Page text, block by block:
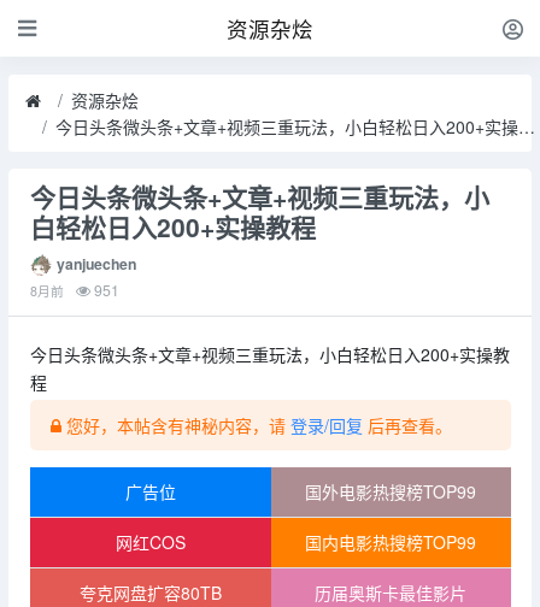
资源杂烩
资源杂烩
今日头条微头条+文章+视频三重玩法，小白轻松日入200+实操教程
今日头条微头条+文章+视频三重玩法，小
白轻松日入200+实操教程
yanjuechen
8月前 951
今日头条微头条+文章+视频三重玩法，小白轻松日入200+实操教
程
您好，本帖含有神秘内容，请 登录/回复 后再查看。
广告位 国外电影热搜榜TOP99
网红COS 国内电影热搜榜TOP99
夸克网盘扩容80TB 历届奥斯卡最佳影片